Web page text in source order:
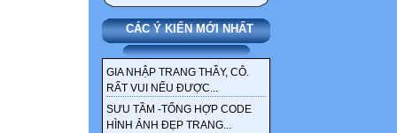
CÁC Ý KIẾN MỚI NHẤT
GIA NHẬP TRANG THẦY, CÔ.
RẤT VUI NẾU ĐƯỢC...
SƯU TẦM -TỔNG HỢP CODE
HÌNH ẢNH ĐẸP TRANG...